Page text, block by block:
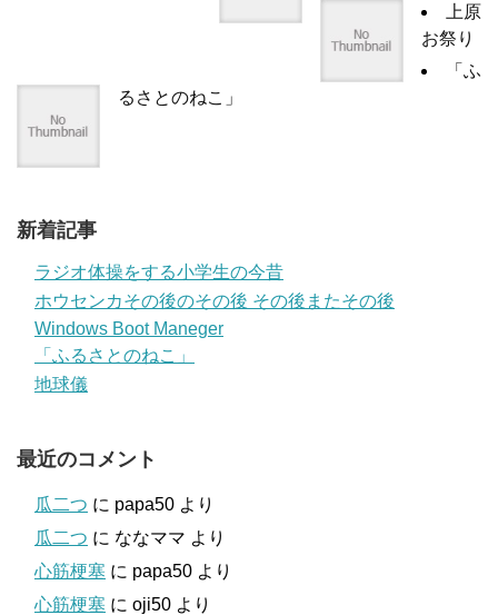
上原
お祭り
「ふ
るさとのねこ」
新着記事
ラジオ体操をする小学生の今昔
ホウセンカその後のその後 その後またその後
Windows Boot Maneger
「ふるさとのねこ」
地球儀
最近のコメント
瓜二つ に papa50 より
瓜二つ に ななママ より
心筋梗塞 に papa50 より
心筋梗塞 に oji50 より